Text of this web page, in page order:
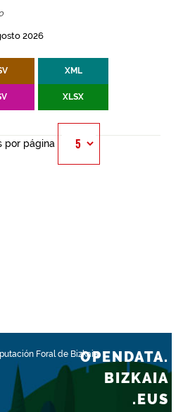
2026
XML
XLSX
por página
Foral de BizkaiaOPENDATA.
BIZKAIA
.EUS